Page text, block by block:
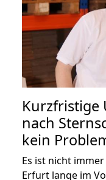
Kurzfristige
nach
kein
Es ist nicht
Erfurt lange im